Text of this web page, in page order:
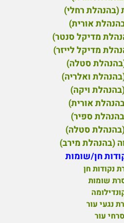
(בהנהלת רחלי)
אורית)
מדיקל סנטר)
מדיקל לייזר)
סטלה)
ואלריה)
ויקה)
אורית)
ספיר)
סטלה)
(בהנהלת מירב)
חן/שומות
נקודות חן
שומות
נגעי עור
סרחי עור